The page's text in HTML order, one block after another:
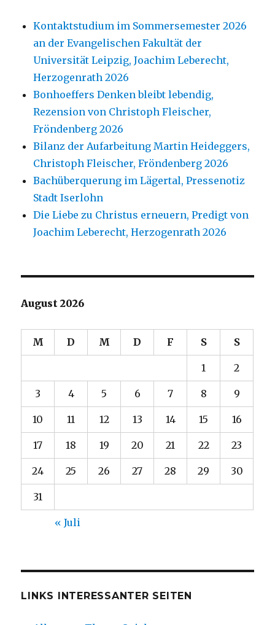
Kontaktstudium im Sommersemester 2026
an der Evangelischen Fakultät der
Universität Leipzig, Joachim Leberecht,
Herzogenrath 2026
Bonhoeffers Denken bleibt lebendig,
Rezension von Christoph Fleischer,
Fröndenberg 2026
Bilanz der Aufarbeitung Martin Heideggers,
Christoph Fleischer, Fröndenberg 2026
Bachüberquerung im Lägertal, Pressenotiz
Stadt Iserlohn
Die Liebe zu Christus erneuern, Predigt von
Joachim Leberecht, Herzogenrath 2026
August 2026
M D M D F S S
1 2
3 4 5 6 7 8 9
10 11 12 13 14 15 16
17 18 19 20 21 22 23
24 25 26 27 28 29 30
31
« Juli
LINKS INTERESSANTER SEITEN